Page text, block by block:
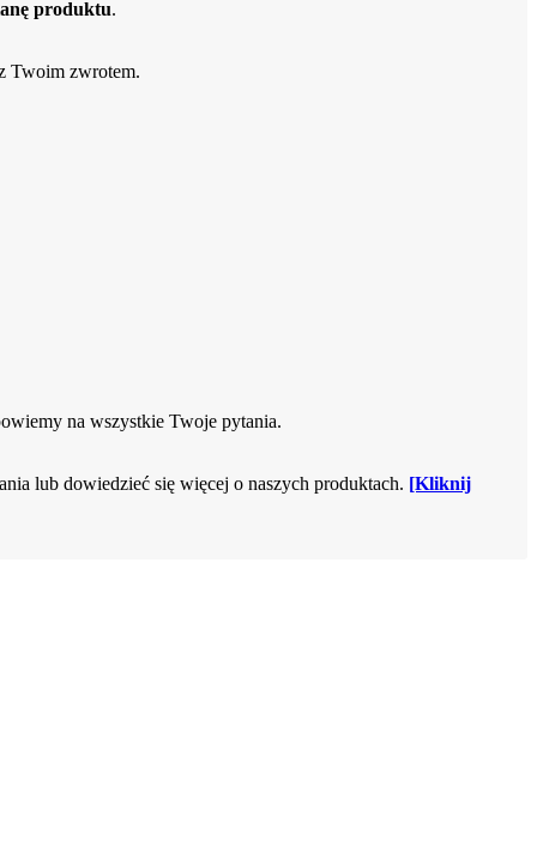
produktu.
Twoim zwrotem.
na wszystkie Twoje pytania.
lub dowiedzieć się więcej o naszych produktach. [Kliknij